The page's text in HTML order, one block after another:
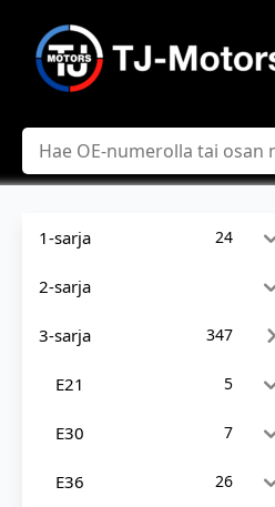
Hae
1-sarja 24
2-sarja
3-sarja 347
E21 5
E30 7
E36 26